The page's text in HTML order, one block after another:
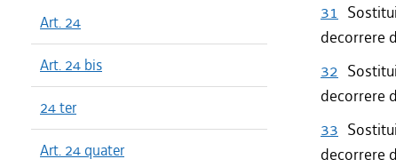
Art. 24
Art. 24 bis
24 ter
Art. 24 quater
31
decorrere
32
decorrere
33
decorrere